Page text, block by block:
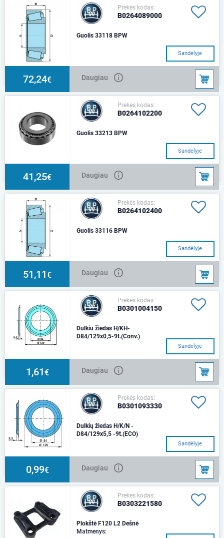
Prekės kodas:
B0264089000
Guolis 33118 BPW
Sandėlyje
72,24€ Daugiau
Prekės kodas:
B0264102200
Guolis 33213 BPW
Sandėlyje
41,25€ Daugiau
Prekės kodas:
B0264102400
Guolis 33116 BPW
Sandėlyje
51,11€ Daugiau
Prekės kodas:
B0301004150
Dulkiu žiedas H/KH-
D84/129x0,5-9t.(Conv.)
Sandėlyje
1,61€ Daugiau
Prekės kodas:
B0301093330
Dulkių žiedas H/K/N -
D84/129x5,5 -9t.(ECO)
Ø 84 / 129 x 8,5
Sandėlyje
0,99€ Daugiau
Prekės kodas:
B0303221580
Plokštė F120 L2 Dešnė
Matmenys: